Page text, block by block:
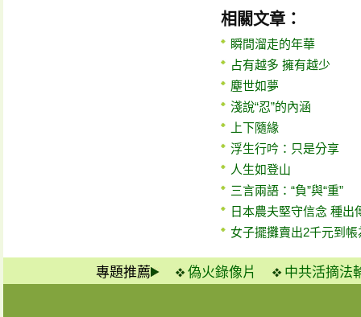
相關文章：
瞬間溜走的年華
占有越多 擁有越少
塵世如夢
淺說“忍”的內涵
上下隨緣
浮生行吟：只是分享
人生如登山
三言兩語：“負”與“重”
日本農夫堅守信念 種出
女子擺攤賣出2千元到
專題推薦 偽火錄像片 中共活摘法